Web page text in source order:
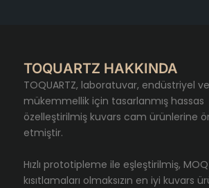
TOQUARTZ HAKKINDA
TOQUARTZ, laboratuvar, endüstriyel
mükemmellik için tasarlanmış hassas
özelleştirilmiş kuvars cam ürünlerine
etmiştir.
Hızlı prototipleme ile eşleştirilmiş, MOQ
kısıtlamaları olmaksızın en iyi kuvars